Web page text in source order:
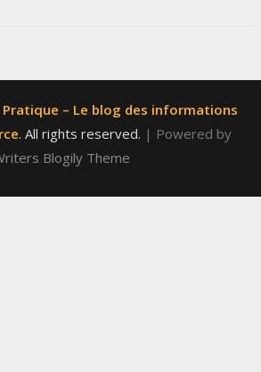
Pratique – Le blog des informations
. All rights reserved. | Powered by
Blogily Theme